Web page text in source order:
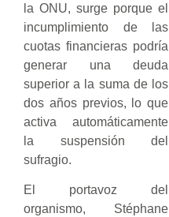
la ONU, surge porque el
incumplimiento de las
cuotas financieras podría
generar una deuda
superior a la suma de los
dos años previos, lo que
activa automáticamente
la suspensión del
sufragio.
El portavoz del
organismo, Stéphane